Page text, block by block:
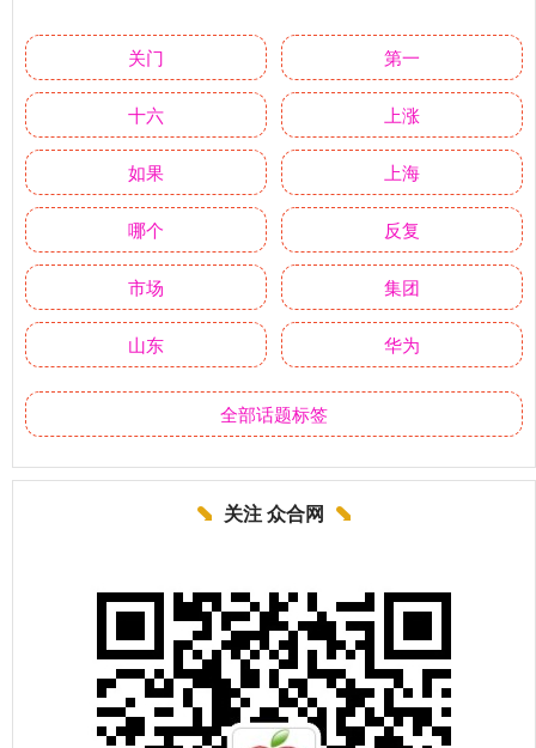
关门 第一
十六 上涨
如果 上海
哪个 反复
市场 集团
山东 华为
全部话题标签
关注 众合网